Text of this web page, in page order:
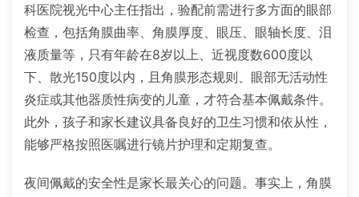
科医院视光中心主任指出，验配前需进行多方面的眼部
检查，包括角膜曲率、角膜厚度、眼压、眼轴长度、泪
液质量等，只有年龄在8岁以上、近视度数600度以
下、散光150度以内，且角膜形态规则、眼部无活动性
炎症或其他器质性病变的儿童，才符合基本佩戴条件。
此外，孩子和家长建议具备良好的卫生习惯和依从性，
能够严格按照医嘱进行镜片护理和定期复查。
夜间佩戴的安全性是家长最关心的问题。事实上，角膜